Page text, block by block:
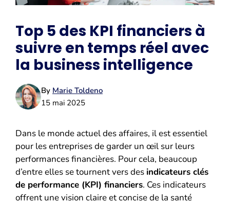
Top 5 des KPI financiers à
suivre en temps réel avec
la business intelligence
By Marie Toldeno
15 mai 2025
Dans le monde actuel des affaires, il est essentiel
pour les entreprises de garder un œil sur leurs
performances financières. Pour cela, beaucoup
d’entre elles se tournent vers des indicateurs clés
de performance (KPI) financiers. Ces indicateurs
offrent une vision claire et concise de la santé